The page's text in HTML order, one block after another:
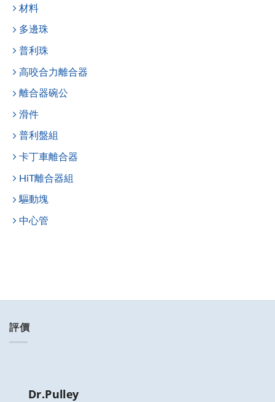
材料
多邊珠
普利珠
高咬合力離合器
離合器碗公
滑件
普利盤組
卡丁車離合器
HiT離合器組
驅動塊
中心管
評價
Dr.Pulley